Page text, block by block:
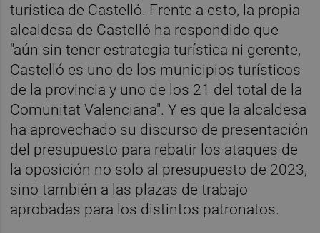
turística de Castelló. Frente a esto, la propia
alcaldesa de Castelló ha respondido que
"aún sin tener estrategia turística ni gerente,
Castelló es uno de los municipios turísticos
de la provincia y uno de los 21 del total de la
Comunitat Valenciana". Y es que la alcaldesa
ha aprovechado su discurso de presentación
del presupuesto para rebatir los ataques de
la oposición no solo al presupuesto de 2023,
sino también a las plazas de trabajo
aprobadas para los distintos patronatos.